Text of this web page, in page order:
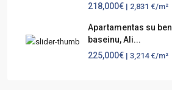
218,000€ | 2,831 €/m²
Apartamentas su
baseinu, Ali...
225,000€ | 3,214 €/m²